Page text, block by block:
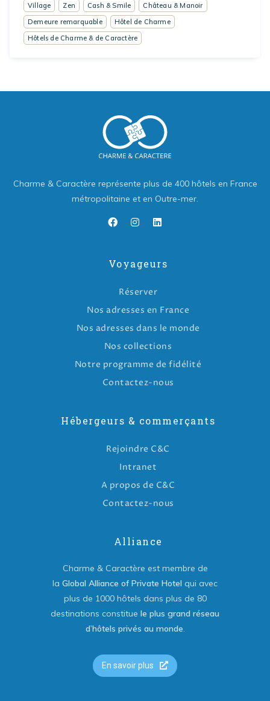
Village
Zen Cash & Smile
Château & Manoir
Demeure remarquable
Hôtel de Charme
Hôtels de Charme & de Caractère
Charme & Caractère représente plus de 400 hôtels en France
métropolitaine et en Outre-mer.
Voyageurs
Réserver
Nos adresses en France
Nos adresses dans le monde
Nos collections
Notre programme de fidélité
Contactez-nous
Hébergeurs & commerçants
Rejoindre C&C
Intranet
A propos de C&C
Contactez-nous
Alliance
Charme & Caractère est membre de
la Global Alliance of Private Hotel qui avec
plus de 1000 hôtels dans plus de 80
destinations constitue le plus grand réseau
d’hôtels privés au monde.
En savoir plus